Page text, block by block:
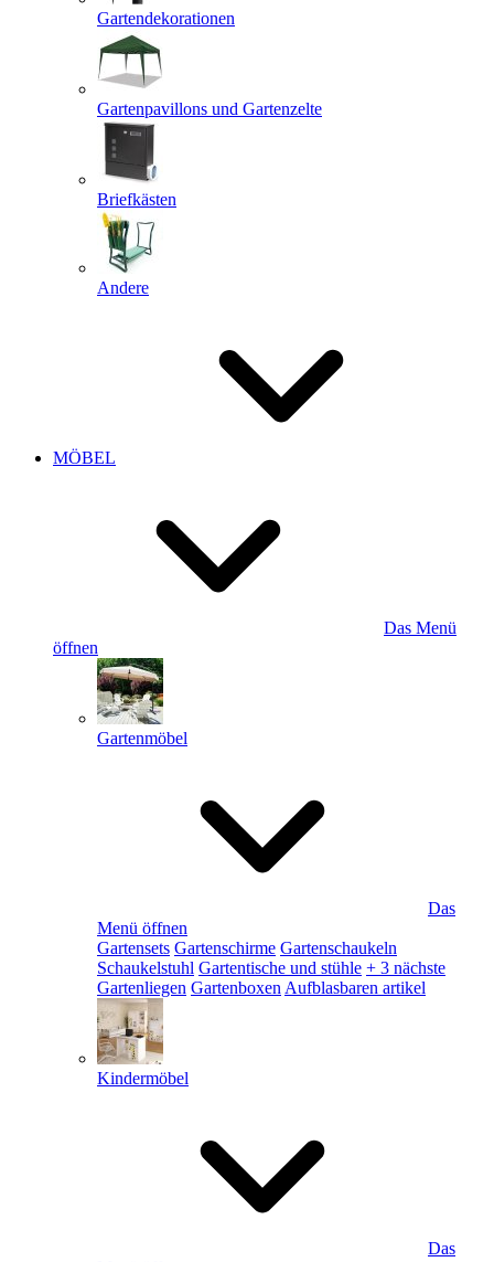
Gartendekorationen
Gartenpavillons und Gartenzelte
Briefkästen
Andere
MÖBEL
Das Menü
öffnen
Gartenmöbel
Das
Menü öffnen
Gartensets Gartenschirme Gartenschaukeln
Schaukelstuhl Gartentische und stühle + 3 nächste
Gartenliegen Gartenboxen Aufblasbaren artikel
Kindermöbel
Das